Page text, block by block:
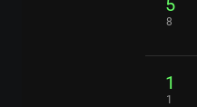
8
1
1